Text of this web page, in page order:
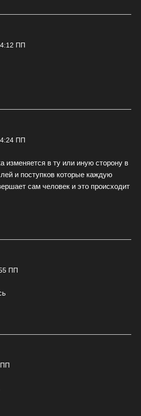
ПП
ПП
изменяется в ту или иную сторону в
и поступков которые каждую
сам человек и это происходит
ПП